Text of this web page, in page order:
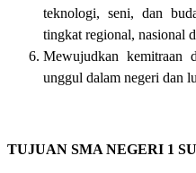
teknologi, seni, dan
tingkat regional, nasional
Mewujudkan kemitraan
unggul dalam negeri dan
TUJUAN SMA NEGERI 1